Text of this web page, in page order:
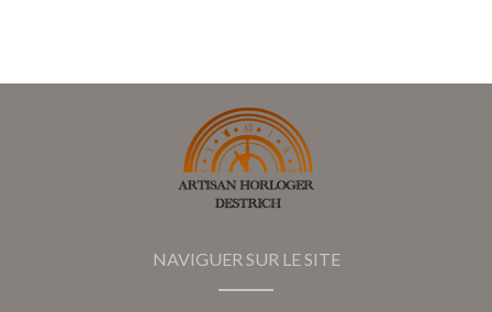
NAVIGUER SUR LE SITE